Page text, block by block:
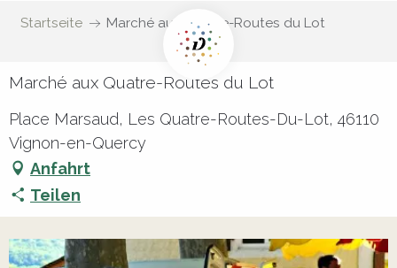
Startseite Marché aux Quatre-Routes du Lot
Marché aux Quatre-Routes du Lot
Place Marsaud, Les Quatre-Routes-Du-Lot, 46110
Vignon-en-Quercy
Anfahrt
Teilen